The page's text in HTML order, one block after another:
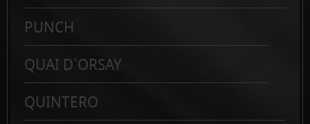
PUNCH
QUAI D`ORSAY
QUINTERO